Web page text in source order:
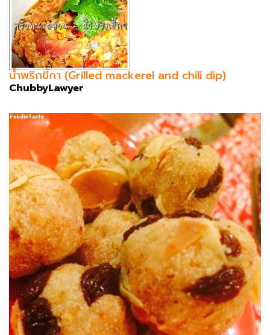
น้ำพริกขี้กา (Grilled mackerel and chili dip)
ChubbyLawyer